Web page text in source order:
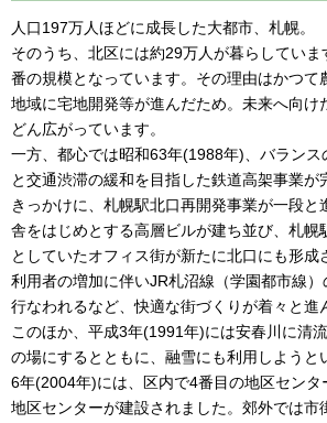
人口197万人ほどに成長した大都市、札幌。
そのうち、北区には約29万人が暮らしていま
番の規模となっています。その理由はかつて
地域に宅地開発等が進んだため。未来へ向け
どん広がっています。
一方、都心では昭和63年(1988年)、バランス
と交通渋滞の緩和を目指した鉄道高架事業が
きっかけに、札幌駅北口再開発事業が一段と
舎をはじめとする高層ビルが建ち並び、札幌
としていたオフィス街が新たに北口にも形成
利用者の増加に伴いJR札沼線（学園都市線
行なわれるなど、快適な街づくりが着々と進
このほか、平成3年(1991年)には安春川に清
の場にするとともに、融雪にも利用しようと
6年(2004年)には、区内で4番目の地区セン
地区センターが建設されました。郊外では市